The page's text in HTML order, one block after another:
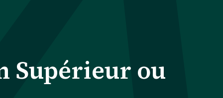
Supérieur ou